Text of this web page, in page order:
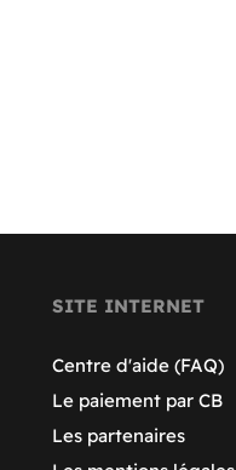
SITE INTERNET
Centre d'aide (FAQ)
Le paiement par CB
Les partenaires